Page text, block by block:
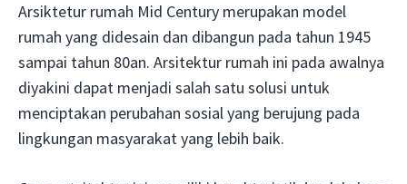
Arsiktetur rumah Mid Century merupakan model
rumah yang didesain dan dibangun pada tahun 1945
sampai tahun 80an. Arsitektur rumah ini pada awalnya
diyakini dapat menjadi salah satu solusi untuk
menciptakan perubahan sosial yang berujung pada
lingkungan masyarakat yang lebih baik.